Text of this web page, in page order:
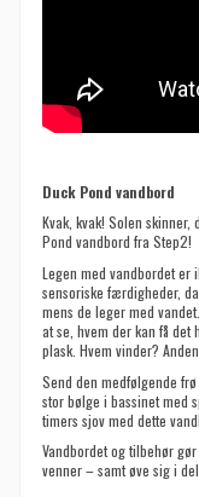
Duck Pond vandbord
Kvak, kvak! Solen
Pond vandbord fra Step2!
Legen med vandbordet er
sensoriske færdigheder,
mens de leger med
at se, hvem der kan få
plask. Hvem vinder?
Send den medfølgende
stor bølge i bassinet med
timers sjov med dette
Vandbordet og tilbehør
venner – samt øve sig i